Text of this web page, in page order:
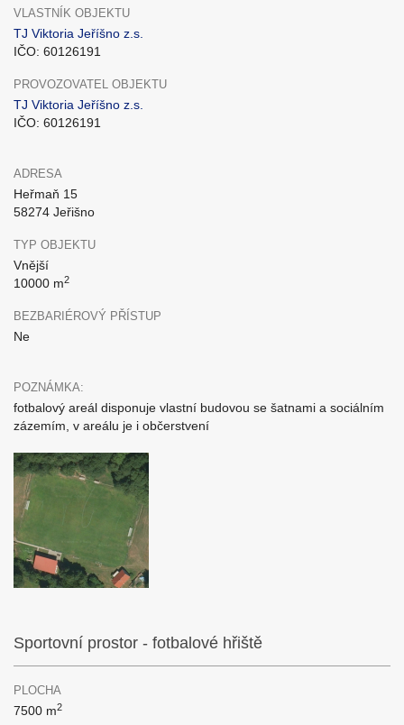
VLASTNÍK OBJEKTU
TJ Viktoria Jeříšno z.s.
IČO: 60126191
PROVOZOVATEL OBJEKTU
TJ Viktoria Jeříšno z.s.
IČO: 60126191
ADRESA
Heřmaň 15
58274 Jeřišno
TYP OBJEKTU
Vnější
10000 m2
BEZBARIÉROVÝ PŘÍSTUP
Ne
POZNÁMKA:
fotbalový areál disponuje vlastní budovou se šatnami a sociálním
zázemím, v areálu je i občerstvení
Sportovní prostor - fotbalové hřiště
PLOCHA
7500 m2